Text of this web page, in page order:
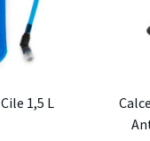
1,5 L